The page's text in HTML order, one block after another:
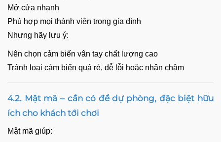
Mở cửa nhanh
Phù hợp mọi thành viên trong gia đình
Nhưng hãy lưu ý:
Nên chọn cảm biến vân tay chất lượng cao
Tránh loại cảm biến quá rẻ, dễ lỗi hoặc nhận chậm
4.2. Mật mã – cần có để dự phòng, đặc biệt hữu
ích cho khách tới chơi
Mật mã giúp: